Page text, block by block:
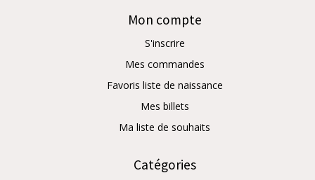
Mon compte
S'inscrire
Mes commandes
Favoris liste de naissance
Mes billets
Ma liste de souhaits
Catégories